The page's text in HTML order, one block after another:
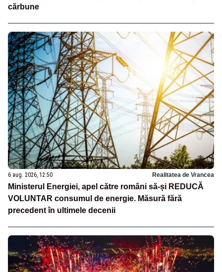
cărbune
6 aug. 2026, 12:50 Realitatea de Vrancea
Ministerul Energiei, apel către români să-și REDUCĂ
VOLUNTAR consumul de energie. Măsură fără
precedent în ultimele decenii